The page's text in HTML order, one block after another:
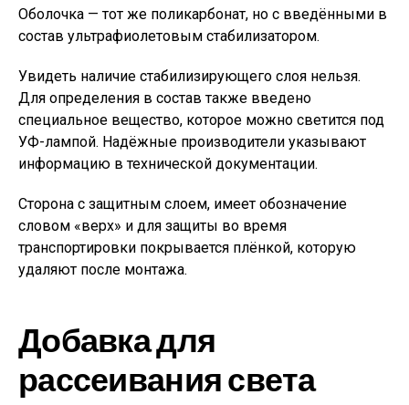
Оболочка — тот же поликарбонат, но с введёнными в
состав ультрафиолетовым стабилизатором.
Увидеть наличие стабилизирующего слоя нельзя.
Для определения в состав также введено
специальное вещество, которое можно светится под
УФ-лампой. Надёжные производители указывают
информацию в технической документации.
Сторона с защитным слоем, имеет обозначение
словом «верх» и для защиты во время
транспортировки покрывается плёнкой, которую
удаляют после монтажа.
Добавка для
рассеивания света